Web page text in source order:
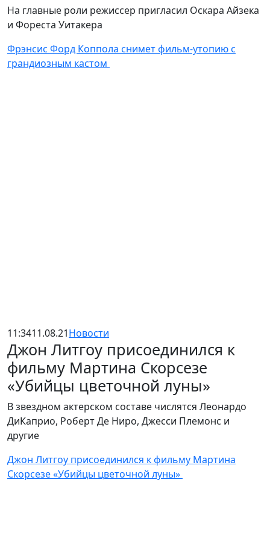
На главные роли режиссер пригласил Оскара Айзека
и Фореста Уитакера
Фрэнсис Форд Коппола снимет фильм-утопию с
грандиозным кастом
11:3411.08.21Новости
Джон Литгоу присоединился к
фильму Мартина Скорсезе
«Убийцы цветочной луны»
В звездном актерском составе числятся Леонардо
ДиКаприо, Роберт Де Ниро, Джесси Племонс и
другие
Джон Литгоу присоединился к фильму Мартина
Скорсезе «Убийцы цветочной луны»